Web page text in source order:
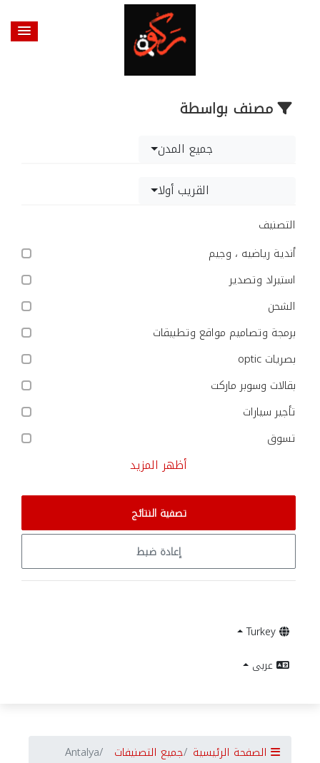
مصنف بواسطة
جميع المدن
القريب أولا
التصنيف
أندية رياضيه ، وجيم
استيراد وتصدير
الشحن
برمجة وتصاميم مواقع وتطبيقات
بصريات optic
بقالات وسوبر ماركت
تأجير سيارات
تسوق
أظهر المزيد
تصفية النتائج
إعادة ضبط
Turkey
عربى
الصفحة الرئيسية جميع التصنيفات Antalya